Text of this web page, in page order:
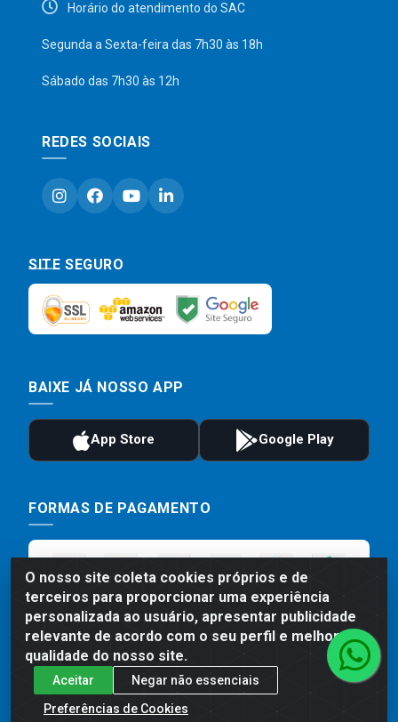
O nosso site coleta cookies próprios e de
terceiros para proporcionar uma experiência
personalizada ao usuário, apresentar publicidade
relevante de acordo com o seu perfil e melhorar a
qualidade do nosso site.
Aceitar
Negar não essenciais
Preferências de Cookies
Horário do atendimento do SAC
Segunda a Sexta-feira das 7h30 às 18h
Sábado das 7h30 às 12h
REDES SOCIAIS
SITE SEGURO
BAIXE JÁ NOSSO APP
FORMAS DE PAGAMENTO
Preços, promoções, condições de pagamento e frete são válidos
para compras realizadas exclusivamente pelo site. Caso haja